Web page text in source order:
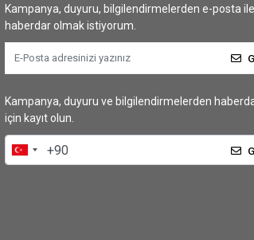
Kampanya, duyuru, bilgilendirmelerden e-posta ile
haberdar olmak istiyorum.
Kampanya, duyuru ve bilgilendirmelerden
için kayıt olun.